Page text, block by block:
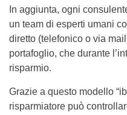
In aggiunta, ogni
un team di esperti umani
diretto (telefonico o via
portafoglio, che durante
risparmio.
Grazie a questo modello
risparmiatore può